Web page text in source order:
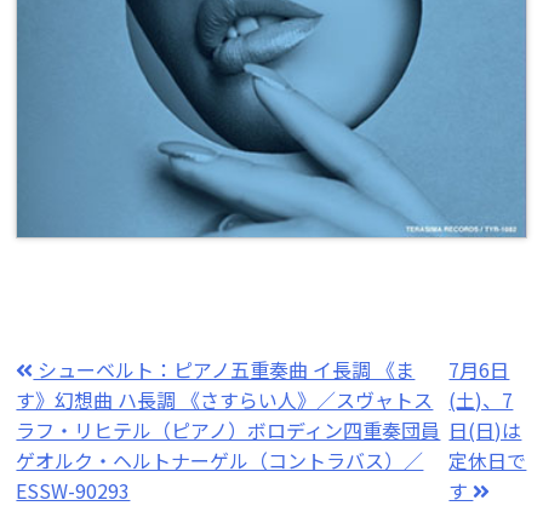
シューベルト：ピアノ五重奏曲 イ長調 《ま
す》幻想曲 ハ長調 《さすらい人》／スヴャトス
ラフ・リヒテル（ピアノ）ボロディン四重奏団員
ゲオルク・ヘルトナーゲル（コントラバス）／
ESSW-90293
7月6日
(土)、7
日(日)は
定休日で
す